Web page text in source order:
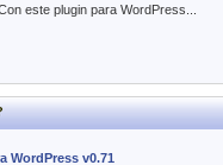
este plugin para WordPress...
WordPress v0.71